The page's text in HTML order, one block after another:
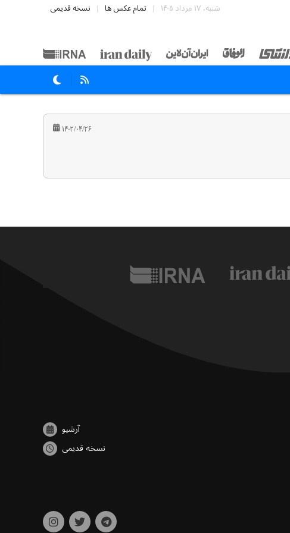
شنبه، ۱۷ مرداد ۱۴۰۵ تمام عکس ها نسخه قدیمی
۱۴۰۲/۰۴/۲۶
آرشیو
نسخه قدیمی